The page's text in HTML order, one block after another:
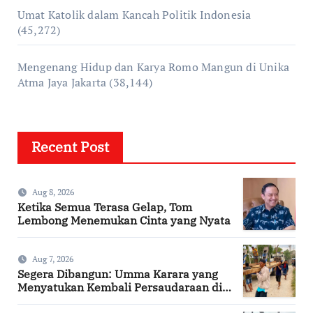
Umat Katolik dalam Kancah Politik Indonesia
(45,272)
Mengenang Hidup dan Karya Romo Mangun di Unika
Atma Jaya Jakarta (38,144)
Recent Post
Aug 8, 2026
Ketika Semua Terasa Gelap, Tom
Lembong Menemukan Cinta yang Nyata
Aug 7, 2026
Segera Dibangun: Umma Karara yang
Menyatukan Kembali Persaudaraan di